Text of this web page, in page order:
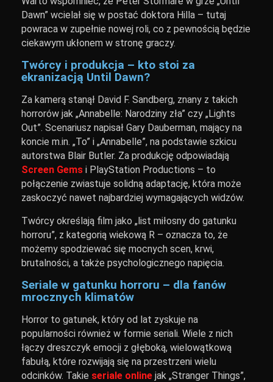
Dawn” wcielał się w postać doktora Hilla – tutaj
powraca w zupełnie nowej roli, co z pewnością będzie
ciekawym ukłonem w stronę graczy.
Twórcy i produkcja – kto stoi za
ekranizacją Until Dawn?
Za kamerą stanął David F. Sandberg, znany z takich
horrorów jak „Annabelle: Narodziny zła” czy „Lights
Out”. Scenariusz napisał Gary Dauberman, mający na
koncie m.in. „To” i „Annabelle”, na podstawie szkicu
autorstwa Blair Butler. Za produkcję odpowiadają
Screen Gems i PlayStation Productions – to
połączenie zwiastuje solidną adaptację, która może
zaskoczyć nawet najbardziej wymagających widzów.
Twórcy określają film jako „list miłosny do gatunku
horroru”, z kategorią wiekową R – oznacza to, że
możemy spodziewać się mocnych scen, krwi,
brutalności, a także psychologicznego napięcia.
Seriale w gatunku horroru – dla fanów
mrocznych klimatów
Horror to gatunek, który od lat zyskuje na
popularności również w formie seriali. Wiele z nich
łączy dreszczyk emocji z głęboką, wielowątkową
fabułą, które rozwijają się na przestrzeni wielu
odcinków. Takie seriale online jak „Stranger Things”,